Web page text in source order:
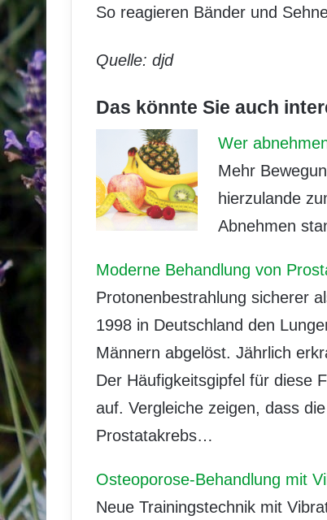
So reagieren Bänder und
Quelle: djd
Das könnte Sie auch
Wer
Mehr
hierzulande
Abnehmen
Moderne Behandlung von
Protonenbestrahlung sicherer
1998 in Deutschland den
Männern abgelöst. Jährlich
Der Häufigkeitsgipfel für diese
auf. Vergleiche zeigen, dass
Prostatakrebs…
Osteoporose-Behandlung mit
Neue Trainingstechnik mit